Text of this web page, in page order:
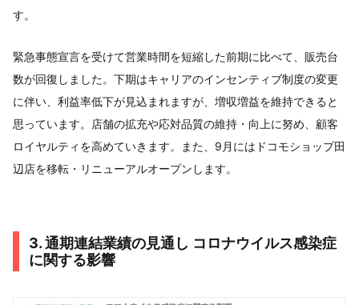
す。
緊急事態宣言を受けて営業時間を短縮した前期に比べて、販売台
数が回復しました。下期はキャリアのインセンティブ制度の変更
に伴い、利益率低下が見込まれますが、増収増益を維持できると
思っています。店舗の拡充や応対品質の維持・向上に努め、顧客
ロイヤルティを高めていきます。また、9月にはドコモショップ田
辺店を移転・リニューアルオープンします。
3. 通期連結業績の見通し コロナウイルス感染症
に関する影響